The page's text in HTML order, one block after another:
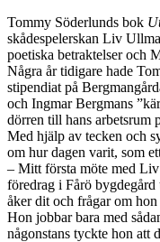
Tommy Söderlunds bok
skådespelerskan Liv
poetiska betraktelser och
Några år tidigare hade
stipendiat på
och Ingmar Bergmans
dörren till hans arbetsrum
Med hjälp av tecken och
om hur dagen varit, som
– Mitt första möte med
föredrag i Fårö bygdegård
åker dit och frågar om
Hon jobbar bara med
någonstans tyckte hon att